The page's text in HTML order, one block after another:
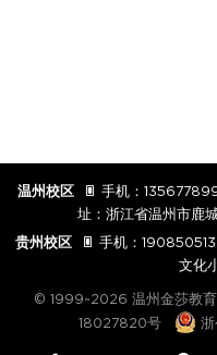
温州校区  手机：
址：浙江省温州市鹿
贵州校区
 手机：
文化
© 1999~2026 温州金莎教
18027820号